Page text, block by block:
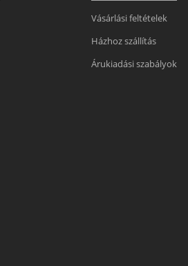
Vásárlási feltételek
Házhoz szállítás
Árukiadási szabályok